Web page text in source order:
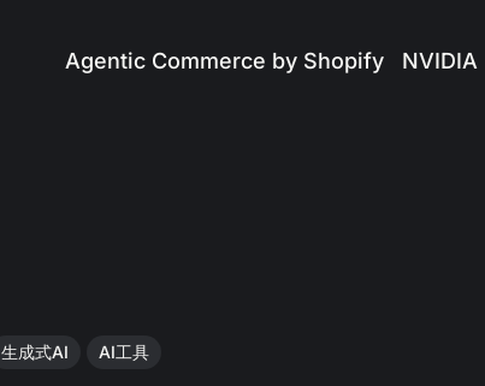
Agentic Commerce by Shopify NVIDIA
生成式AI AI工具